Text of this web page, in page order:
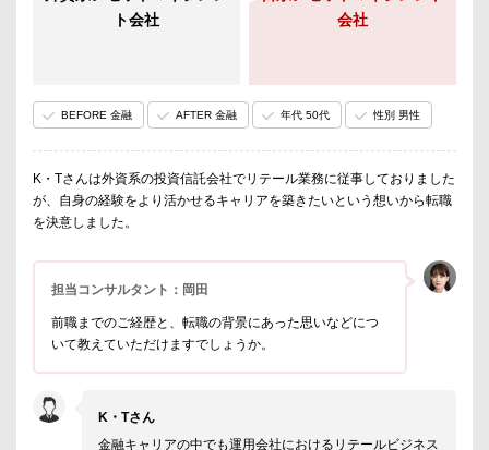
ト会社
会社
BEFORE 金融 AFTER 金融 年代 50代 性別 男性
K・Tさんは外資系の投資信託会社でリテール業務に従事しておりました
が、自身の経験をより活かせるキャリアを築きたいという想いから転職
を決意しました。
担当コンサルタント：岡田
前職までのご経歴と、転職の背景にあった思いなどにつ
いて教えていただけますでしょうか。
K・Tさん
金融キャリアの中でも運用会社におけるリテールビジネス